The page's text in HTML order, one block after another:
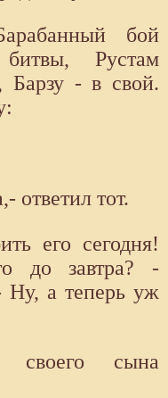
бой
Рустам
Барзу - в свой.
ответил тот.
его сегодня!
до завтра? -
Ну, а теперь уж
сына